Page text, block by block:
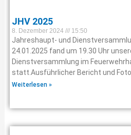
JHV 2025
8. Dezember 2024 15:50
Jahreshaupt- und
24.01.2025 fand um 19.30 Uhr
Dienstversammlung im
statt.Ausführlicher Bericht und
Weiterlesen »